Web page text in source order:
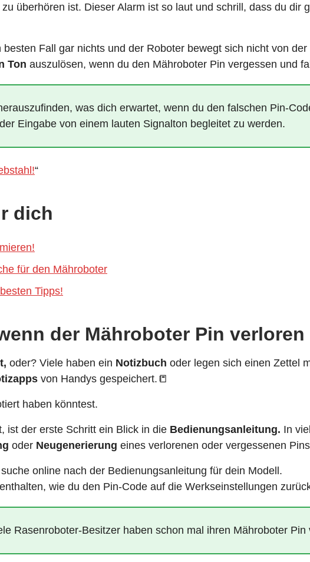
überhören ist. Dieser Alarm ist so laut und schrill, dass du dir
Fall gar nichts und der Roboter bewegt sich nicht von
Ton auszulösen, wenn du den Mähroboter Pin vergessen und
was dich erwartet, wenn du den falschen Pin-
Eingabe von einem lauten Signalton begleitet zu werden.
“
dich
für den Mähroboter
Tipps!
der Mähroboter Pin verloren
oder? Viele haben ein Notizbuch oder legen sich einen Zettel
von Handys gespeichert.📒
haben könntest.
ist der erste Schritt ein Blick in die Bedienungsanleitung. In
oder Neugenerierung eines verlorenen oder vergessenen
online nach der Bedienungsanleitung für dein Modell.
wie du den Pin-Code auf die Werkseinstellungen
Rasenroboter-Besitzer haben schon mal ihren Mähroboter Pin